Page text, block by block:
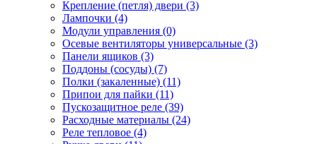
Крепление (петля) двери (3)
Лампочки (4)
Модули управления (0)
Осевые вентиляторы универсальные (3)
Панели ящиков (3)
Поддоны (сосуды) (7)
Полки (закаленные) (11)
Припои для пайки (11)
Пускозащитное реле (39)
Расходные материалы (24)
Реле тепловое (4)